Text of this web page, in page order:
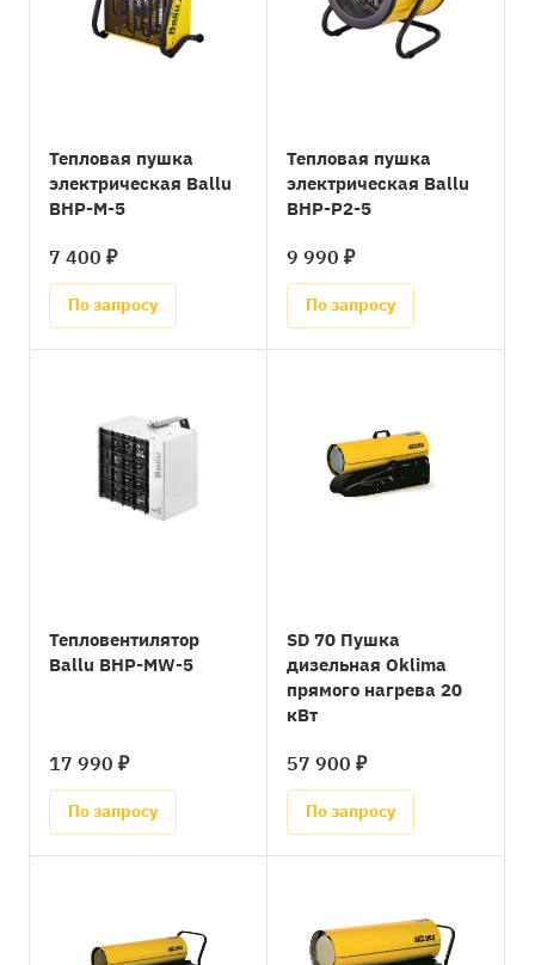
Тепловая пушка
электрическая Ballu
BHP-M-5
7 400 ₽
По запросу
Тепловая пушка
электрическая Ballu
BHP-P2-5
9 990 ₽
По запросу
Тепловентилятор
Ballu BHP-MW-5
17 990 ₽
По запросу
SD 70 Пушка
дизельная Oklima
прямого нагрева 20
кВт
57 900 ₽
По запросу